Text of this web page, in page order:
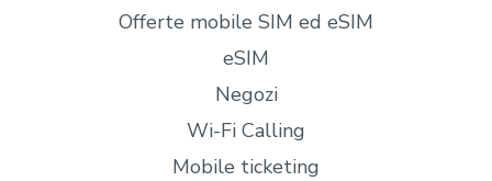
Offerte mobile SIM ed eSIM
eSIM
Negozi
Wi-Fi Calling
Mobile ticketing